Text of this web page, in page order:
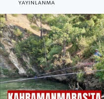
YAYINLANMA
SAĞLIK
EĞİTİM
İLÇE HABERLERİ
KÜLTÜR-SANAT
Son Dakika
Haber Arşivi